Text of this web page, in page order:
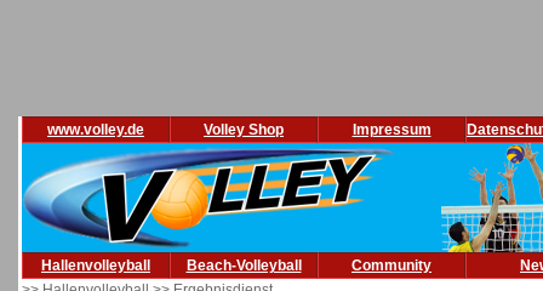
www.volley.de Volley Shop Impressum
Hallenvolleyball Beach-Volleyball Community